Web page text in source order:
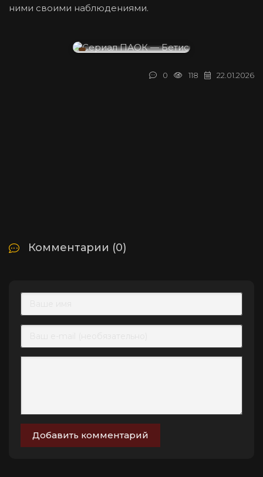
ними своими наблюдениями.
22.01.2026
118
0
Комментарии (0)
Добавить комментарий